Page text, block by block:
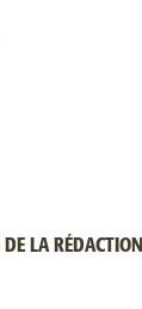
DE LA RÉDACTION